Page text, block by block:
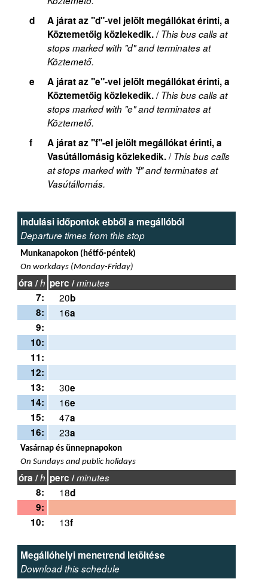
d
A járat az "d"-vel jelölt megállókat érinti, a
Köztemetőig közlekedik./This bus calls at
stops marked with "d" and terminates at
Köztemető.
e
A járat az "e"-vel jelölt megállókat érinti, a
Köztemetőig közlekedik./This bus calls at
stops marked with "e" and terminates at
Köztemető.
f
A járat az "f"-el jelölt megállókat érinti, a
Vasútállomásig közlekedik./This bus calls
at stops marked with "f" and terminates at
Vasútállomás.
Indulási időpontok ebből a megállóból
Departure times from this stop
Munkanapokon (hétfő-péntek)
On workdays (Monday-Friday)
óra /h perc /minutes
7: 20b
8:
16a
9:
10:
11:
12:
13:
30e
14:
16e
15:
47a
16:
23a
Vasárnap és ünnepnapokon
On Sundays and public holidays
óra /h perc /minutes
8: 18d
9:
10:
13f
Megállóhelyi menetrend letöltése
Download this schedule